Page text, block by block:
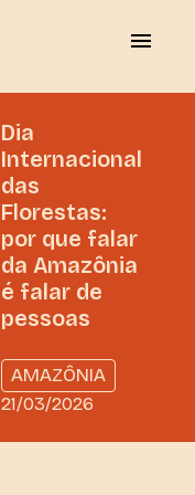
Dia
Internacional
das
Florestas:
por que falar
da Amazônia
é falar de
pessoas
AMAZÔNIA
21/03/2026